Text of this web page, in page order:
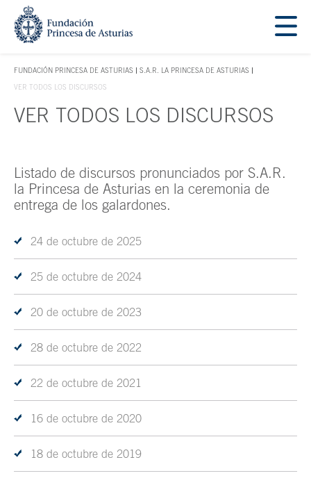
Saltar navegación. Ir directamente al contenido principal
FUNDACIÓN PRINCESA DE ASTURIAS
TECLA DE ACCESO 1
S.A.R. LA PRINCESA DE ASTURIAS
VER TODOS LOS DISCURSOS
VER TODOS LOS DISCURSOS
Listado de discursos pronunciados por S.A.R.
la Princesa de Asturias en la ceremonia de
entrega de los galardones.
24 de octubre de 2025
25 de octubre de 2024
20 de octubre de 2023
28 de octubre de 2022
22 de octubre de 2021
16 de octubre de 2020
18 de octubre de 2019